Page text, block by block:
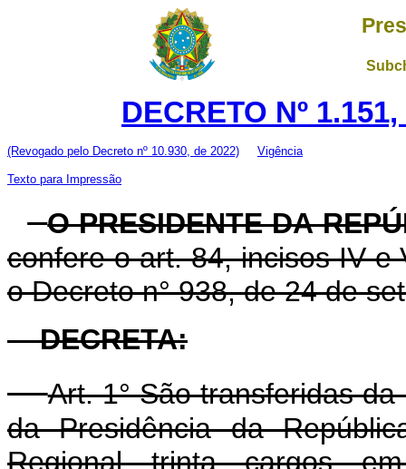
DECRETO Nº
(Revogado pelo Decreto nº 10.930, de 2022) Vigência
Texto para Impressão
O PRESIDENTE DA
confere o art. 84, incisos IV e
o Decreto n° 938, de 24 de
DECRETA:
Art. 1° São transferidas
da Presidência da
Regional trinta cargos